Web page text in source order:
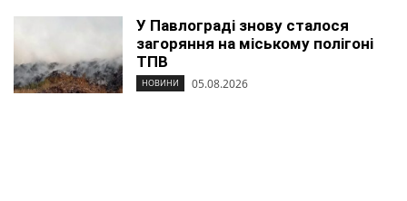
У Павлограді знову сталося
загоряння на міському полігоні
ТПВ
НОВИНИ 05.08.2026